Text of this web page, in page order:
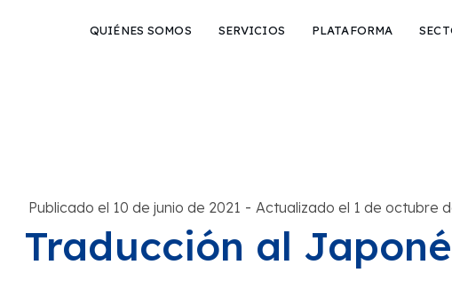
QUIÉNES SOMOS SERVICIOS PLATAFORMA
Publicado el 10 de junio de 2021 - Actualizado el 1 de octubre
Traducción al